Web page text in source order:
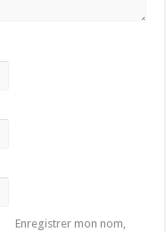
Enregistrer mon nom,